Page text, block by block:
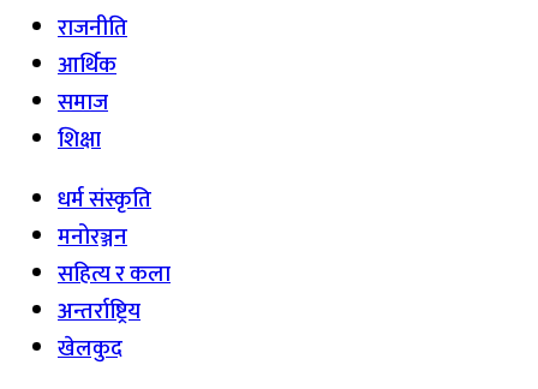
राजनीति
आर्थिक
समाज
शिक्षा
धर्म संस्कृति
मनोरञ्जन
सहित्य र कला
अन्तर्राष्ट्रिय
खेलकुद